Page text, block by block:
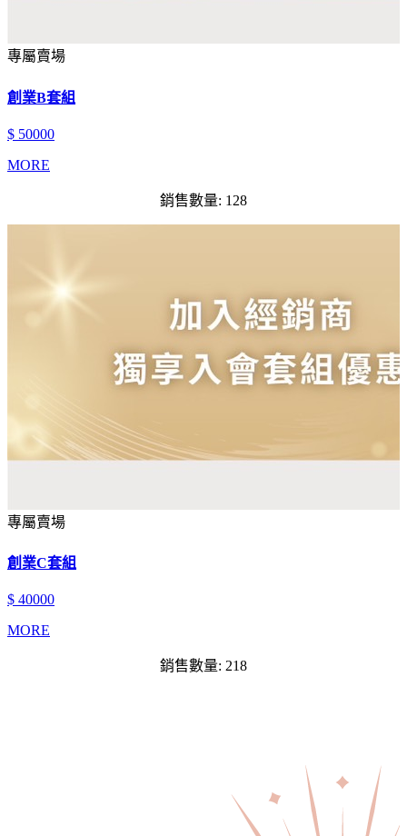
專屬賣場
創業B套組
$ 50000
MORE
銷售數量: 128
專屬賣場
創業C套組
$ 40000
MORE
銷售數量: 218